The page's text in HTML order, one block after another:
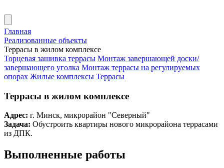
Главная
Реализованные объекты
Террасы в жилом комплексе
Торцевая зашивка террасы Монтаж завершающей доски/
завершающего уголка Монтаж террасы на регулируемых
опорах Жилые комплексы Террасы
Террасы в жилом комплексе
Адрес: г. Минск, микрорайон "Северный"
Задача: Обустроить квартиры нового микрорайона террасами
из ДПК.
Выполненные работы